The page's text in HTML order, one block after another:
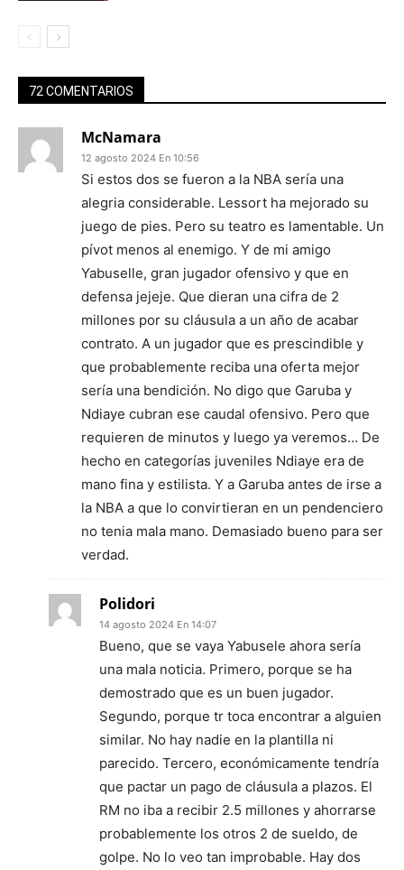
72 COMENTARIOS
McNamara
12 agosto 2024 En 10:56
Si estos dos se fueron a la NBA sería una
alegria considerable. Lessort ha mejorado su
juego de pies. Pero su teatro es lamentable. Un
pívot menos al enemigo. Y de mi amigo
Yabuselle, gran jugador ofensivo y que en
defensa jejeje. Que dieran una cifra de 2
millones por su cláusula a un año de acabar
contrato. A un jugador que es prescindible y
que probablemente reciba una oferta mejor
sería una bendición. No digo que Garuba y
Ndiaye cubran ese caudal ofensivo. Pero que
requieren de minutos y luego ya veremos… De
hecho en categorías juveniles Ndiaye era de
mano fina y estilista. Y a Garuba antes de irse a
la NBA a que lo convirtieran en un pendenciero
no tenia mala mano. Demasiado bueno para ser
verdad.
Polidori
14 agosto 2024 En 14:07
Bueno, que se vaya Yabusele ahora sería
una mala noticia. Primero, porque se ha
demostrado que es un buen jugador.
Segundo, porque tr toca encontrar a alguien
similar. No hay nadie en la plantilla ni
parecido. Tercero, económicamente tendría
que pactar un pago de cláusula a plazos. El
RM no iba a recibir 2.5 millones y ahorrarse
probablemente los otros 2 de sueldo, de
golpe. No lo veo tan improbable. Hay dos